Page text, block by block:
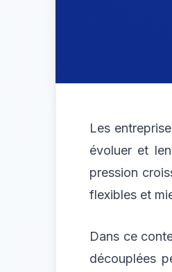
Les
évoluer et
pression
flexibles et
Dans ce
découplées